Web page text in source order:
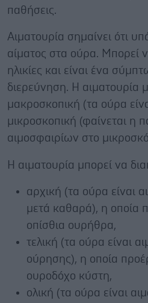
παθήσεις.
Αιματουρία σημαίνει ότι
αίματος στα ούρα. Μπορεί
ηλικίες και είναι ένα
διερεύνηση. Η αιματουρία
μακροσκοπική (τα ούρα
μικροσκοπική (φαίνεται η
αιμοσφαιρίων στο
Η αιματουρία μπορεί να
αρχική (τα ούρα είναι
μετά καθαρά), η οποία
οπίσθια ουρήθρα,
τελική (τα ούρα είναι
ούρησης), η οποία
ουροδόχο κύστη,
ολική (τα ούρα είναι